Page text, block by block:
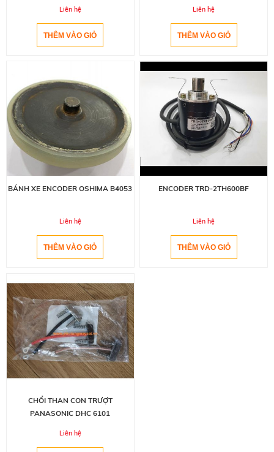
Liên hệ Liên hệ
BÁNH XE ENCODER OSHIMA B4053
Liên hệ
ENCODER TRD-2TH600BF
Liên hệ
CHỔI THAN CON TRƯỢT
PANASONIC DHC 6101
Liên hệ